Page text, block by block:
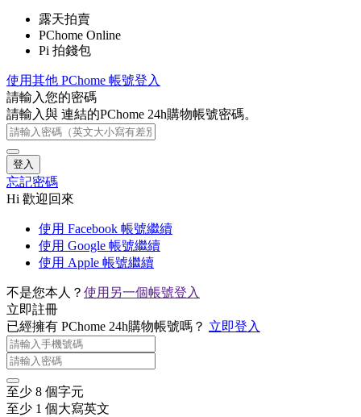
露天拍賣
PChome Online
Pi 拍錢包
使用其他 PChome 帳號登入
請輸入您的密碼
請輸入與 連結的PChome 24h購物帳號密碼。
登入
忘記密碼
Hi 歡迎回來
使用 Facebook 帳號繼續
使用 Google 帳號繼續
使用 Apple 帳號繼續
不是您本人？ 使用另一個帳號登入
立即註冊
已經擁有 PChome 24h購物帳號嗎？ 立即登入
至少 8 個字元
至少 1 個大寫英文